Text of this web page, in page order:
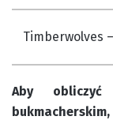
Timberwolves
Aby
bukmacherskim,